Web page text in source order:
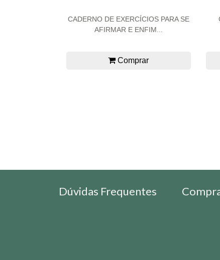
CADERNO DE EXERCÍCIOS PARA SE
AFIRMAR E ENFIM...
Comprar
Dúvidas Frequentes